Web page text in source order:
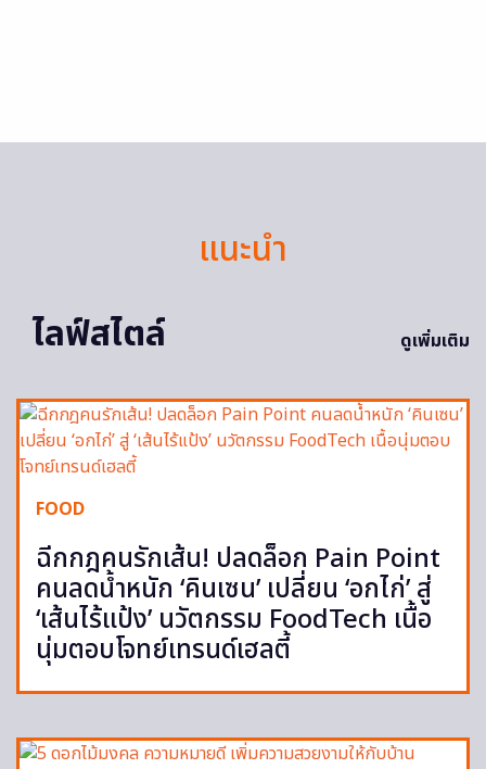
แนะนำ
ไลฟ์สไตล์
ดูเพิ่มเติม
FOOD
ฉีกกฎคนรักเส้น! ปลดล็อก Pain Point
คนลดน้ำหนัก ‘คินเซน’ เปลี่ยน ‘อกไก่’ สู่
‘เส้นไร้แป้ง’ นวัตกรรม FoodTech เนื้อ
นุ่มตอบโจทย์เทรนด์เฮลตี้